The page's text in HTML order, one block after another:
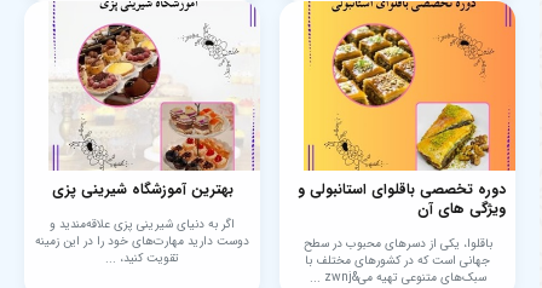
دوره تخصصی باقلوای استانبولی و
ویژگی های آن
باقلوا، یکی از دسرهای محبوب در سطح
جهانی است که در کشورهای مختلف با
سبک‌های متنوعی تهیه می&zwnj ...
بهترین آموزشگاه شیرینی پزی
اگر به دنیای شیرینی پزی علاقه‌مندید و
دوست دارید مهارت‌های خود را در این زمینه
تقویت کنید، ...